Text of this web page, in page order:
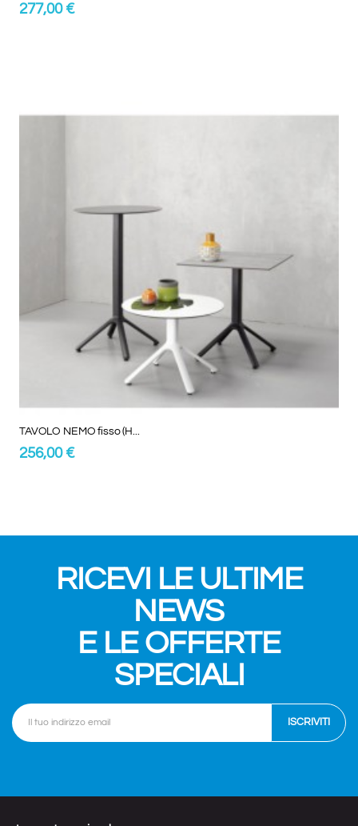
277,00 €
TAVOLO NEMO fisso (H...
256,00 €
RICEVI LE ULTIME
NEWS
E LE OFFERTE
SPECIALI